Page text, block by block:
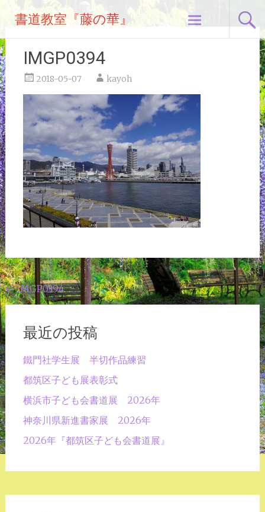
テ
ン
ツ
へ
ス
キ
ッ
プ
書道教室『藤の華』
IMGP0394
2018-05-07 kayoh
投
稿
ナ
ビ
ゲ
ー
シ
ョ
ン
←IMGP0394
最近の投稿
鐵門社学生展 半切作品練習
都筑区子ども展表彰式
横浜市子ども会書道展 2026年
神奈川県新進書家展 2026年
2026年『都筑区子ども会書道展』